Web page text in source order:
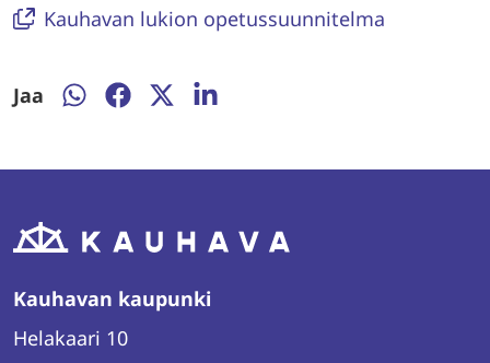
Kauhavan lukion opetussuunnitelma
Jaa
Jaa
Jaa
Jaa
Jaa
Kauhavan kaupunki
Helakaari 10